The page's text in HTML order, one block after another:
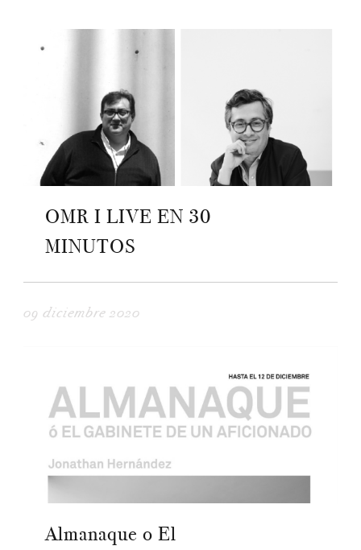
OMR I LIVE EN 30
MINUTOS
09 diciembre 2020
Almanaque o El